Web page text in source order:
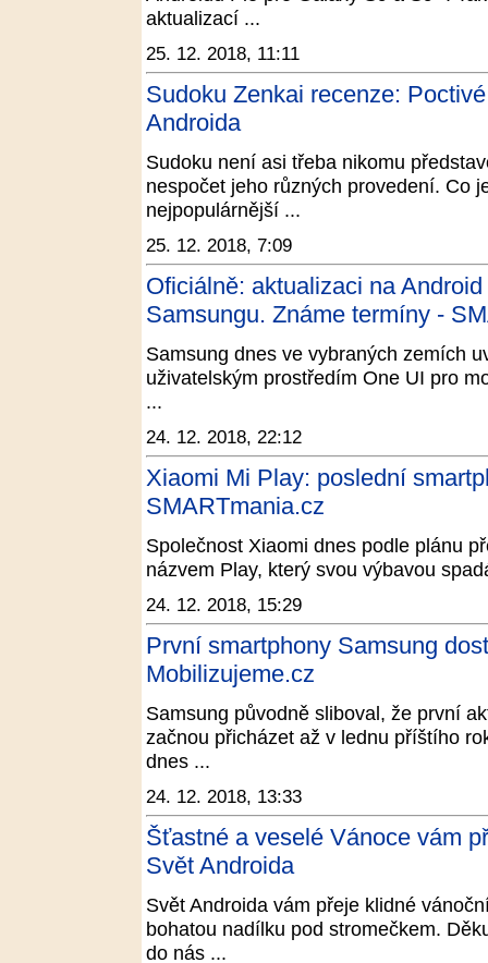
aktualizací ...
25. 12. 2018, 11:11
Sudoku Zenkai recenze:
Androida
Sudoku není asi třeba nikomu
nespočet jeho různých provedení. Co
nejpopulárnější ...
25. 12. 2018, 7:09
Oficiálně: aktualizaci na
Samsungu. Známe termíny -
Samsung dnes ve vybraných zemích
uživatelským prostředím One UI pro
...
24. 12. 2018, 22:12
Xiaomi Mi Play: poslední
SMARTmania.cz
Společnost Xiaomi dnes podle plánu
názvem Play, který svou výbavou
24. 12. 2018, 15:29
První smartphony Samsung
Mobilizujeme.cz
Samsung původně sliboval, že první
začnou přicházet až v lednu příštího
dnes ...
24. 12. 2018, 13:33
Šťastné a veselé Vánoce vám
Svět Androida
Svět Androida vám přeje klidné
bohatou nadílku pod stromečkem.
do nás ...